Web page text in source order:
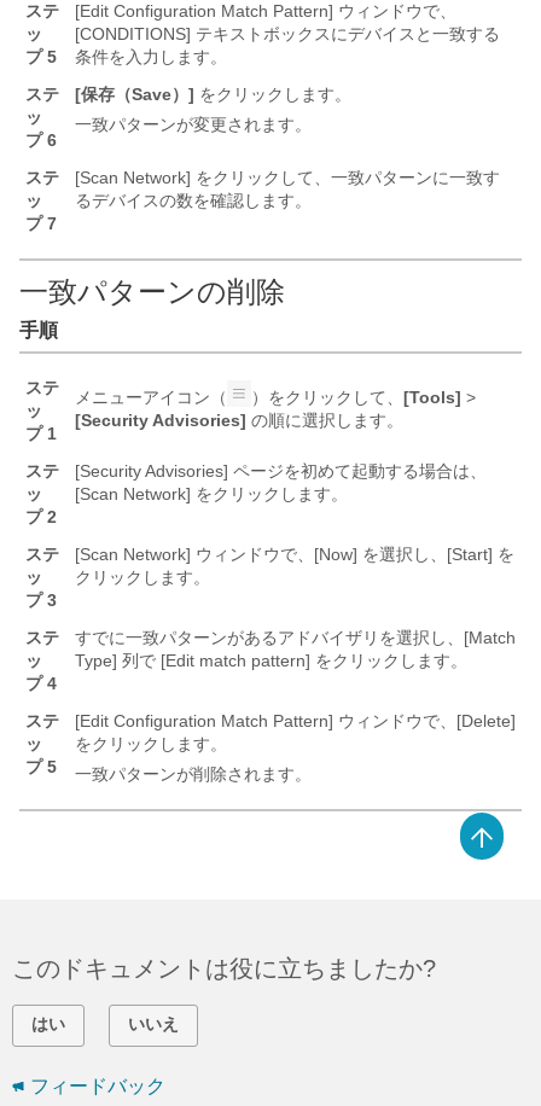
ステ
ッ
プ 5
[Edit Configuration Match Pattern] ウィンドウで、
[CONDITIONS] テキストボックスにデバイスと一致する
条件を入力します。
ステ
ッ
プ 6
[保存（Save）] をクリックします。
一致パターンが変更されます。
ステ
ッ
プ 7
[Scan Network] をクリックして、一致パターンに一致す
るデバイスの数を確認します。
一致パターンの削除
手順
ステ
ッ
プ 1
メニューアイコン（ ）をクリックして、 [Tools] >
[Security Advisories] の順に選択します。
ステ
ッ
プ 2
[Security Advisories] ページを初めて起動する場合は、
[Scan Network] をクリックします。
ステ
ッ
プ 3
[Scan Network] ウィンドウで、[Now] を選択し、[Start] を
クリックします。
ステ
ッ
プ 4
すでに一致パターンがあるアドバイザリを選択し、[Match
Type] 列で [Edit match pattern] をクリックします。
ステ
ッ
プ 5
[Edit Configuration Match Pattern] ウィンドウで、[Delete]
をクリックします。
一致パターンが削除されます。
このドキュメントは役に立ちましたか?
はい いいえ
フィードバック